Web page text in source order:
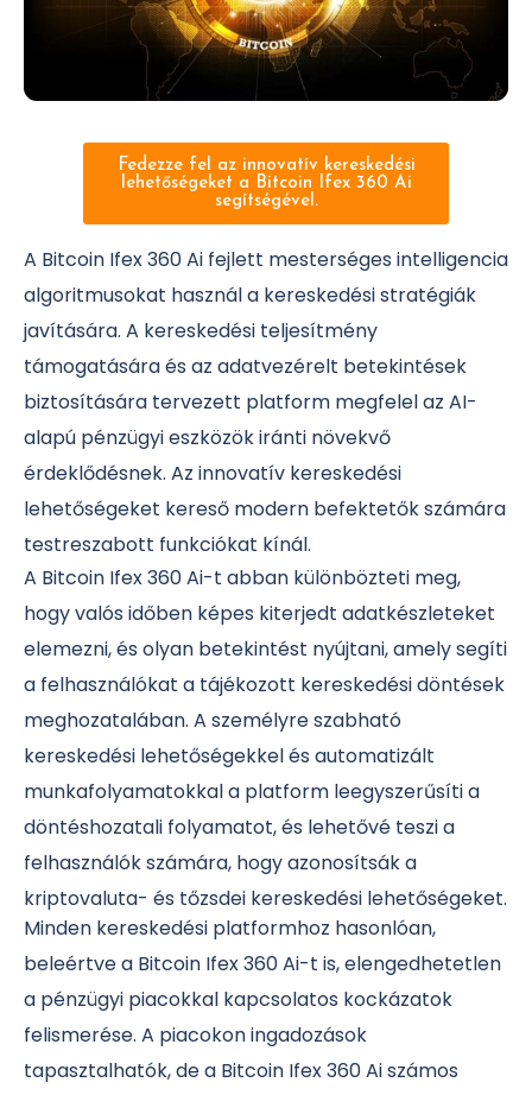
Fedezze fel az innovatív kereskedési
lehetőségeket a Bitcoin Ifex 360 Ai
segítségével.
A Bitcoin Ifex 360 Ai fejlett mesterséges intelligencia
algoritmusokat használ a kereskedési stratégiák
javítására. A kereskedési teljesítmény
támogatására és az adatvezérelt betekintések
biztosítására tervezett platform megfelel az AI-
alapú pénzügyi eszközök iránti növekvő
érdeklődésnek. Az innovatív kereskedési
lehetőségeket kereső modern befektetők számára
testreszabott funkciókat kínál.
A Bitcoin Ifex 360 Ai-t abban különbözteti meg,
hogy valós időben képes kiterjedt adatkészleteket
elemezni, és olyan betekintést nyújtani, amely segíti
a felhasználókat a tájékozott kereskedési döntések
meghozatalában. A személyre szabható
kereskedési lehetőségekkel és automatizált
munkafolyamatokkal a platform leegyszerűsíti a
döntéshozatali folyamatot, és lehetővé teszi a
felhasználók számára, hogy azonosítsák a
kriptovaluta- és tőzsdei kereskedési lehetőségeket.
Minden kereskedési platformhoz hasonlóan,
beleértve a Bitcoin Ifex 360 Ai-t is, elengedhetetlen
a pénzügyi piacokkal kapcsolatos kockázatok
felismerése. A piacokon ingadozások
tapasztalhatók, de a Bitcoin Ifex 360 Ai számos